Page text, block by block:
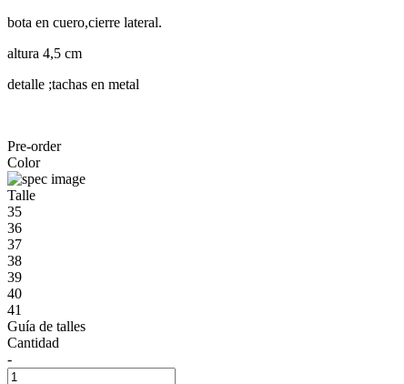
bota en cuero,cierre lateral.
altura 4,5 cm
detalle ;tachas en metal
Pre-order
Color
Talle
35
36
37
38
39
40
41
Guía de talles
Cantidad
-